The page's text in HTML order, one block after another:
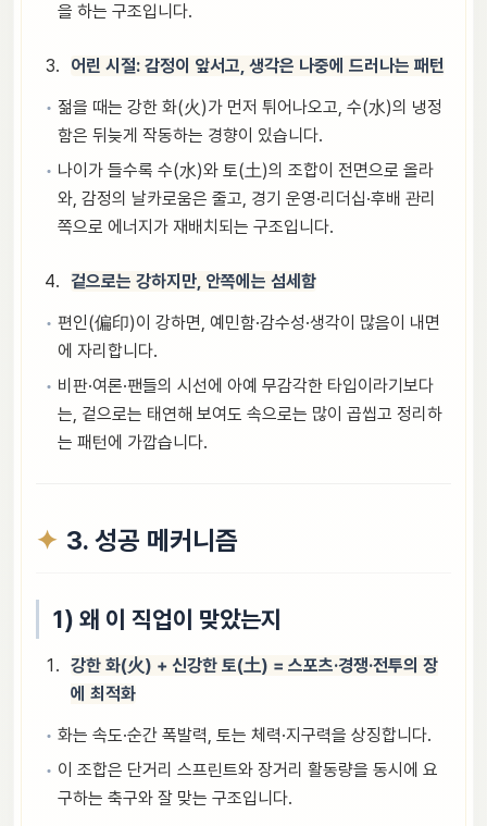
을 하는 구조입니다.
어린 시절: 감정이 앞서고, 생각은 나중에 드러나는 패턴
젊을 때는 강한 화(火)가 먼저 튀어나오고, 수(水)의 냉정
함은 뒤늦게 작동하는 경향이 있습니다.
나이가 들수록 수(水)와 토(土)의 조합이 전면으로 올라
와, 감정의 날카로움은 줄고, 경기 운영·리더십·후배 관리
쪽으로 에너지가 재배치되는 구조입니다.
겉으로는 강하지만, 안쪽에는 섬세함
편인(偏印)이 강하면, 예민함·감수성·생각이 많음이 내면
에 자리합니다.
비판·여론·팬들의 시선에 아예 무감각한 타입이라기보다
는, 겉으로는 태연해 보여도 속으로는 많이 곱씹고 정리하
는 패턴에 가깝습니다.
3. 성공 메커니즘
1) 왜 이 직업이 맞았는지
강한 화(火) + 신강한 토(土) = 스포츠·경쟁·전투의 장
에 최적화
화는 속도·순간 폭발력, 토는 체력·지구력을 상징합니다.
이 조합은 단거리 스프린트와 장거리 활동량을 동시에 요
구하는 축구와 잘 맞는 구조입니다.